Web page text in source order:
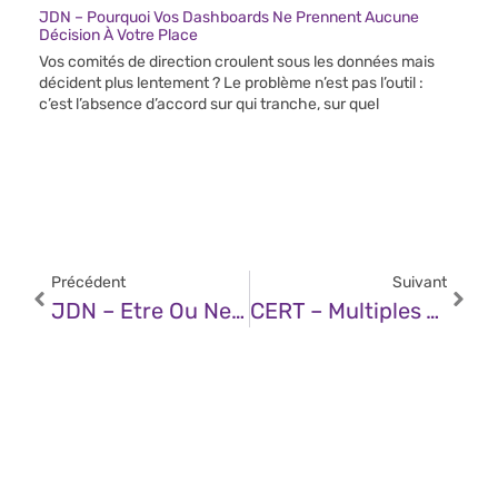
JDN – Pourquoi Vos Dashboards Ne Prennent Aucune
Décision À Votre Place
Vos comités de direction croulent sous les données mais
décident plus lentement ? Le problème n’est pas l’outil :
c’est l’absence d’accord sur qui tranche, sur quel
Précédent
JDN – Etre Ou Ne Pas Être Séduit Par La Mode Des Plateformes Agentiques ?
Suivant
CERT – Multiples Vulnérabilités Dans Tenable Nessus (16 Décembre 2025)